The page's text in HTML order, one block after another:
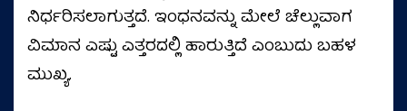
ನಿರ್ಧರಿಸಲಾಗುತ್ತದೆ. ಇಂಧನವನ್ನು ಮೇಲೆ ಚೆಲ್ಲುವಾಗ
ವಿಮಾನ ಎಷ್ಟು ಎತ್ತರದಲ್ಲಿ ಹಾರುತ್ತಿದೆ ಎಂಬುದು ಬಹಳ
ಮುಖ್ಯ.